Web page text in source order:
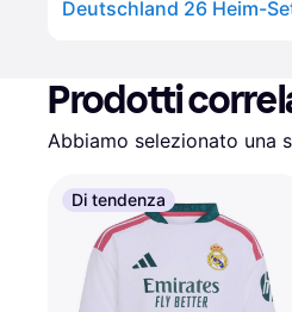
Deutschland 26 Heim-
Prodotti
Abbiamo selezionato una
Di tendenza